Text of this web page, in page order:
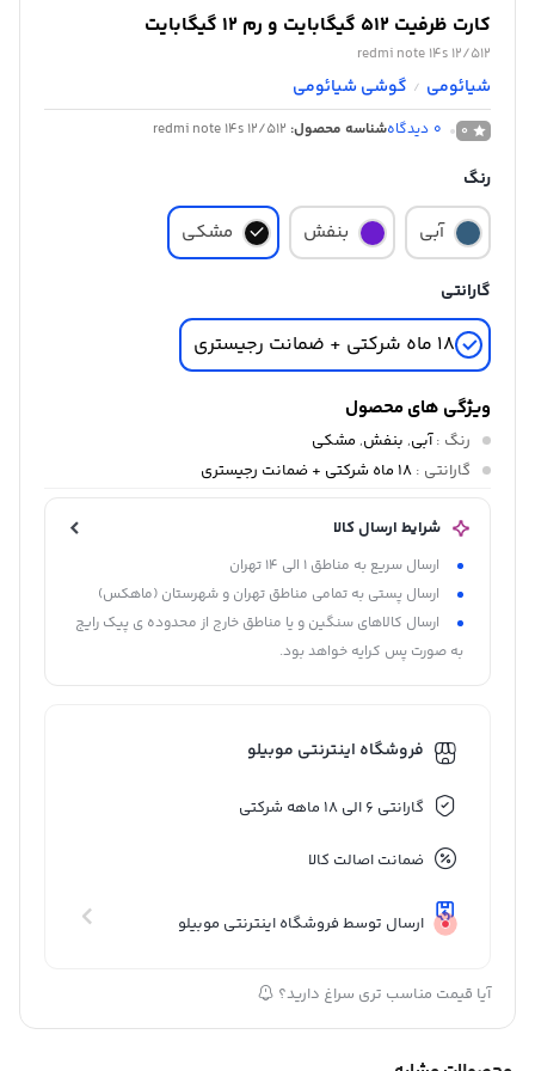
کارت ظرفیت 512 گیگابایت و رم 12 گیگابایت
redmi note 14s 12/512
شیائومی / گوشی شیائومی
0
0 دیدگاهشناسه محصول: redmi note 14s 12/512
رنگ
آبی بنفش مشکی
گارانتی
18 ماه شرکتی + ضمانت رجیستری
ویژگی های محصول
رنگ :آبی, بنفش, مشکی
گارانتی : 18 ماه شرکتی + ضمانت رجیستری
شرایط ارسال کالا
ارسال سریع به مناطق 1 الی 14 تهران
ارسال پستی به تمامی مناطق تهران و شهرستان (ماهکس)
ارسال کالاهای سنگین و یا مناطق خارج از محدوده ی پیک رایج
به صورت پس کرایه خواهد بود.
فروشگاه اینترنتی موبیلو
گارانتی 6 الی 18 ماهه شرکتی
ضمانت اصالت کالا
ارسال توسط فروشگاه اینترنتی موبیلو
آیا قیمت مناسب تری سراغ دارید؟